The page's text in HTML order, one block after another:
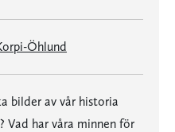
Öhlund
bilder av vår historia
Vad har våra minnen för